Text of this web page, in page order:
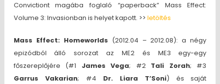
Convictiont magába foglaló “paperback” Mass Effect:
Volume 3: Invasionban is helyet kapott. >> letöltés
Mass Effect: Homeworlds (2012.04 – 2012.08): a négy
epizódból álló sorozat az ME2 és ME3 egy-egy
főszereplőjére (#1 James Vega; #2 Tali Zorah; #3
Garrus Vakarian; #4 Dr. Liara T’Soni) és saját